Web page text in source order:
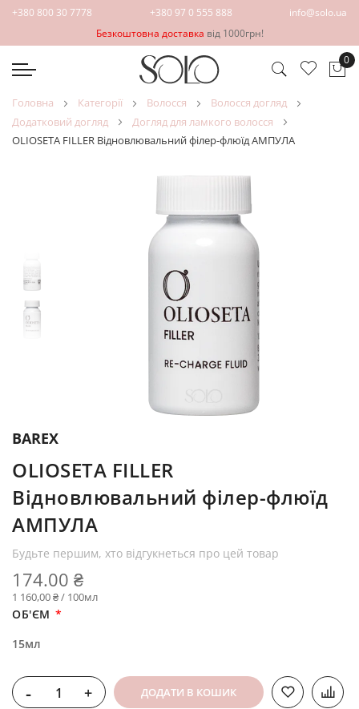
+380 800 30 7778 +380 97 0 555 888
info@solo.ua
Безкоштовна доставка від 1000грн!
0
головна категорії волосся
волосся догляд
додатковий догляд
догляд для ламкого волосся
OLIOSETA FILLER Відновлювальний філер-флюїд АМПУЛА
BAREX
OLIOSETA FILLER
Відновлювальний філер-флюїд
АМПУЛА
Будьте першим, хто відгукнеться про цей товар
174.00 ₴
1 160,00 ₴ / 100мл
ОБ'ЄМ
15мл
- + ДОДАТИ В КОШИК